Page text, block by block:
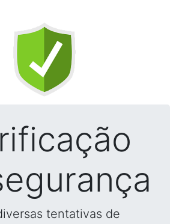
tentativas de